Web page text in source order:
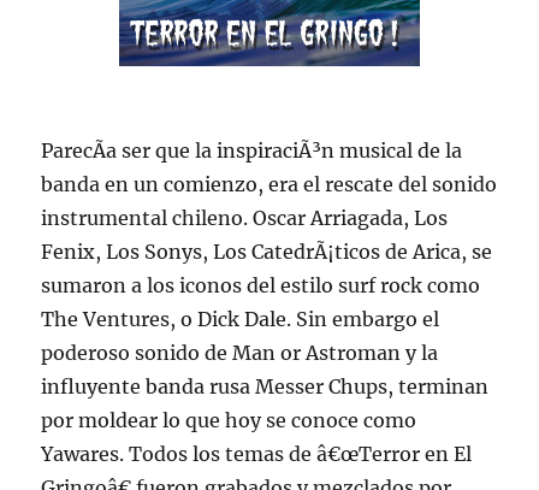
ParecÃ­a ser que la inspiraciÃ³n musical de la
banda en un comienzo, era el rescate del sonido
instrumental chileno. Oscar Arriagada, Los
Fenix, Los Sonys, Los CatedrÃ¡ticos de Arica, se
sumaron a los iconos del estilo surf rock como
The Ventures, o Dick Dale. Sin embargo el
poderoso sonido de Man or Astroman y la
influyente banda rusa Messer Chups, terminan
por moldear lo que hoy se conoce como
Yawares. Todos los temas de â€œTerror en El